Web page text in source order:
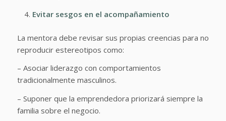
Evitar sesgos en el acompañamiento
La mentora debe revisar sus propias creencias para no
reproducir estereotipos como:
– Asociar liderazgo con comportamientos
tradicionalmente masculinos.
– Suponer que la emprendedora priorizará siempre la
familia sobre el negocio.